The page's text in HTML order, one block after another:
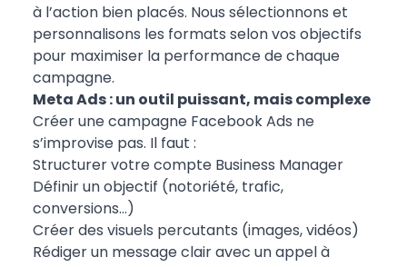
à l’action bien placés. Nous sélectionnons et
personnalisons les formats selon vos objectifs
pour maximiser la performance de chaque
campagne.
Meta Ads : un outil puissant, mais complexe
Créer une campagne Facebook Ads ne
s’improvise pas. Il faut :
Structurer votre compte Business Manager
Définir un objectif (notoriété, trafic,
conversions…)
Créer des visuels percutants (images, vidéos)
Rédiger un message clair avec un appel à